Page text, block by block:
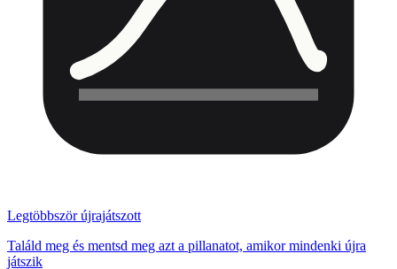
Legtöbbször újrajátszott
Találd meg és mentsd meg azt a pillanatot, amikor mindenki újra
játszik